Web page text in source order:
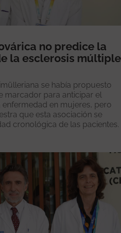
no predice la
la esclerosis múltiple
se había propuesto
marcador para anticipar el
en mujeres, pero
que esta asociación se
cronológica de las pacientes.